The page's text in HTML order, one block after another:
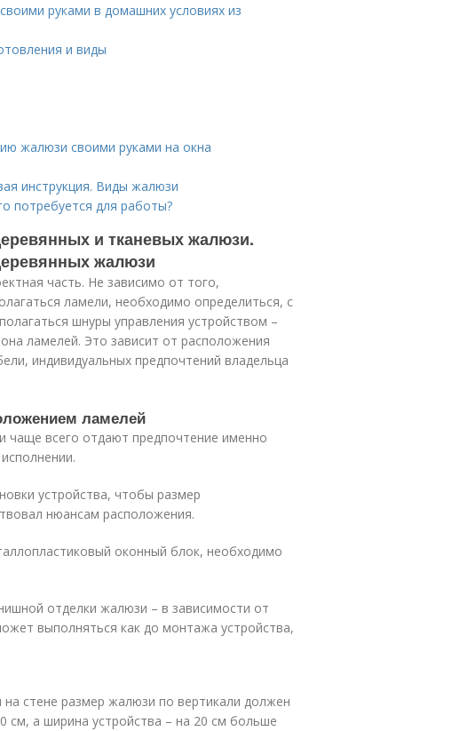
руками в домашних условиях из
и виды
жалюзи своими руками на окна
инструкция. Виды жалюзи
потребуется для работы?
и тканевых жалюзи.
жалюзи
часть. Не зависимо от того,
ламели, необходимо определиться, с
шнуры управления устройством –
ламелей. Это зависит от расположения
индивидуальных предпочтений владельца
ламелей
чаще всего отдают предпочтение именно
устройства, чтобы размер
нюансам расположения.
оконный блок, необходимо
отделки жалюзи – в зависимости от
выполняться как до монтажа устройства,
на стене размер жалюзи по вертикали должен
а ширина устройства – на 20 см больше